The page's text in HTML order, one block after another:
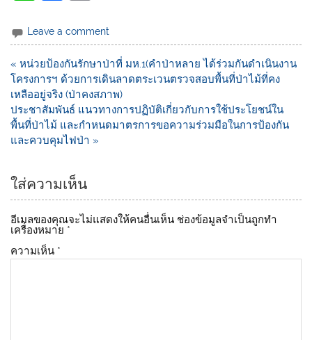
e
c
e
b
o
o
k
p
y
Li
n
k
Leave a comment
« หน่วยป้องกันรักษาป่าที่ มห.1(คำป่าหลาย ได้ร่วมกันดำเนินงาน
โครงการฯ ด้วยการเดินลาดตระเวนตรวจสอบพื้นที่ป่าไม้ที่คง
เหลืออยู่จริง (ป่าคงสภาพ)
ประชาสัมพันธ์ แนวทางการปฏิบัติเกี่ยวกับการใช้ประโยชน์ใน
พื้นที่ป่าไม้ และกำหนดมาตรการขอความร่วมมือในการป้องกัน
และควบคุมไฟป่า »
ใส่ความเห็น
อีเมลของคุณจะไม่แสดงให้คนอื่นเห็น ช่องข้อมูลจำเป็นถูกทำ
เครื่องหมาย *
ความเห็น *